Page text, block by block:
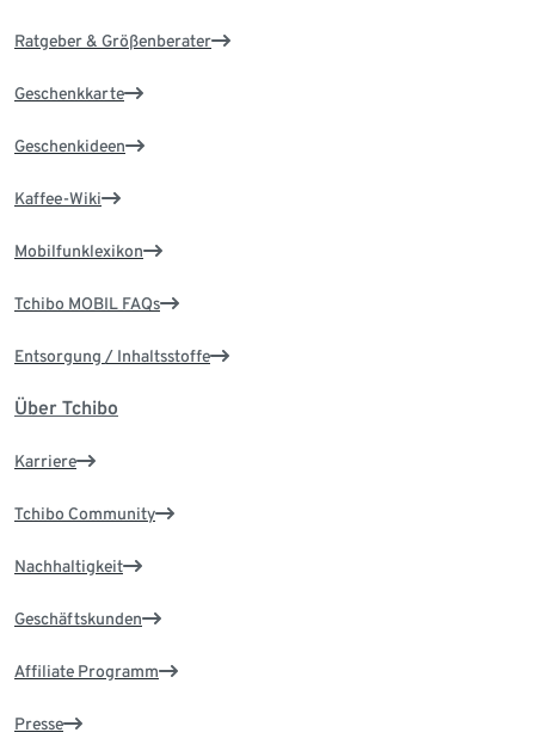
Ratgeber & Größenberater
Geschenkkarte
Geschenkideen
Kaffee-Wiki
Mobilfunklexikon
Tchibo MOBIL FAQs
Entsorgung / Inhaltsstoffe
Über Tchibo
Karriere
Tchibo Community
Nachhaltigkeit
Geschäftskunden
Affiliate Programm
Presse